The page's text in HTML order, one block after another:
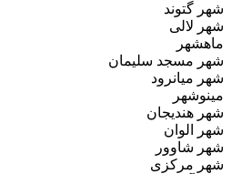
شهر گتوند
شهر لالی
ماهشهر
شهر مسجد سلیمان
شهر میانرود
مینوشهر
شهر هندیجان
شهر الوان
شهر شاوور
شهر مرکزی